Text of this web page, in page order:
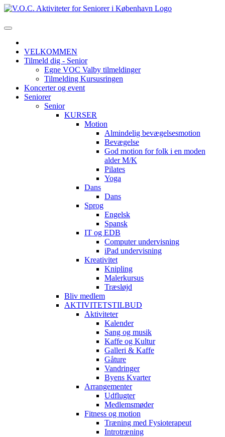
VELKOMMEN
Tilmeld dig - Senior
Egne VOC Valby tilmeldinger
Tilmelding Kursusringen
Koncerter og event
Seniorer
Senior
KURSER
Motion
Almindelig bevægelsesmotion
Bevægelse
God motion for folk i en moden
alder M/K
Pilates
Yoga
Dans
Dans
Sprog
Engelsk
Spansk
IT og EDB
Computer undervisning
iPad undervisning
Kreativitet
Knipling
Malerkursus
Træsløjd
Bliv medlem
AKTIVITETSTILBUD
Aktiviteter
Kalender
Sang og musik
Kaffe og Kultur
Galleri & Kaffe
Gåture
Vandringer
Byens Kvarter
Arrangementer
Udflugter
Medlemsmøder
Fitness og motion
Træning med Fysioterapeut
Introtræning